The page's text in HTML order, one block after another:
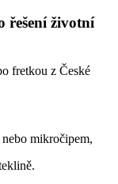
řešení životní
fretkou z České
mikročipem,